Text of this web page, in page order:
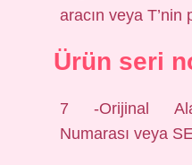
aracın veya T’nin
Ürün seri
7 -Orijinal
Numarası veya